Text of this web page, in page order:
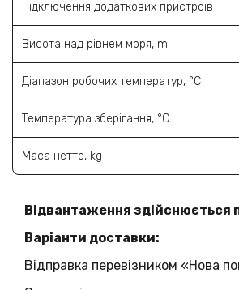
Підключення додаткових пристроїв
Висота над рівнем моря, m
Діапазон робочих температур, °C
Температура зберігання, °C
Маса нетто, kg
Відвантаження здійснюється
Варіанти доставки:
Відправка перевізником «Нова